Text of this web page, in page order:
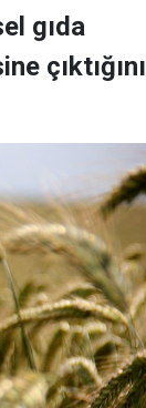
gıda
çıktığını